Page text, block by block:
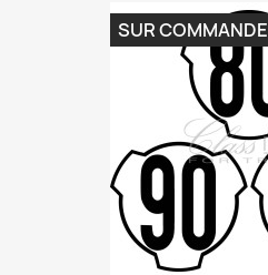
SUR COMMANDE